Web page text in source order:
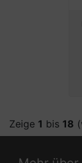
Zeige 1 bis 18